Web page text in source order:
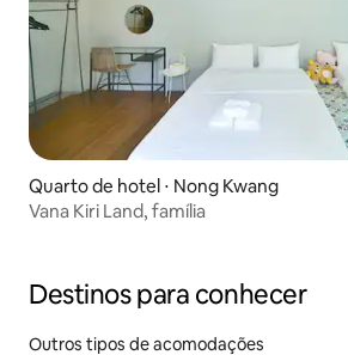
Quarto de hotel ⋅ Nong Kwang
Vana Kiri Land, família
Destinos para conhecer
Outros tipos de acomodações